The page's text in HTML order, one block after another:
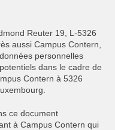
Reuter 19, L-5326
aussi Campus Contern,
personnelles
dans le cadre de
Contern à 5326
ce document
à Campus Contern qui